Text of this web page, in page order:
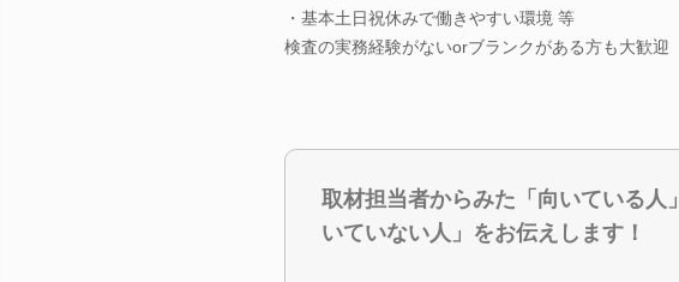
・基本土日祝休みで働きやすい環境 等
検査の実務経験がないorブランクがある方も大歓迎
取材担当者からみた「向いている人
いていない人」をお伝えします！